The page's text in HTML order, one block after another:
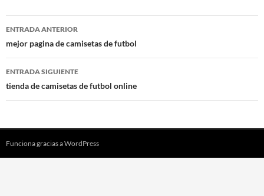
Navegación
de
entradas
ENTRADA ANTERIOR
mejor pagina de camisetas de futbol
ENTRADA SIGUIENTE
tienda de camisetas de futbol online
Funciona gracias a WordPress